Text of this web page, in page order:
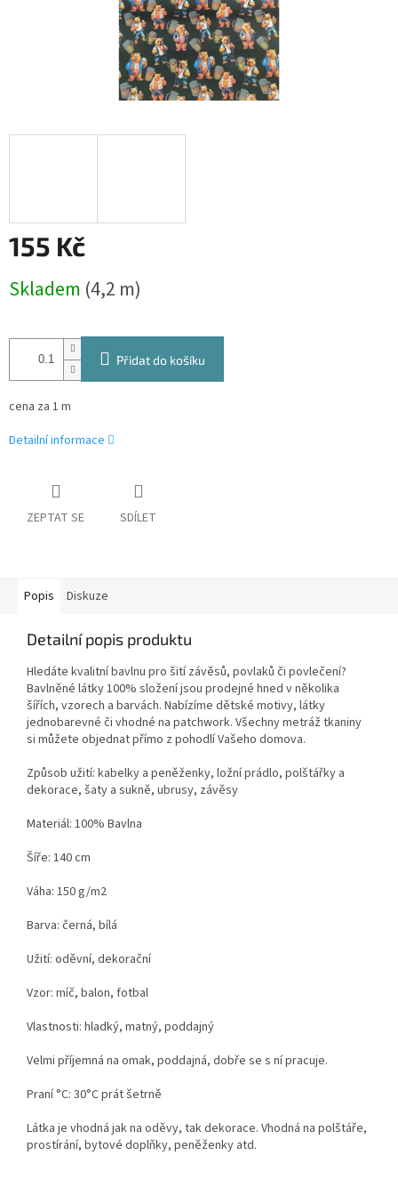
155 Kč
cena:
Skladem (4,2 m)
Přidat do košíku
cena za 1 m
Detailní informace
ZEPTAT SE SDÍLET
Popis Diskuze
Detailní popis produktu
Hledáte kvalitní bavlnu pro šití závěsů, povlaků či povlečení?
Bavlněné látky 100% složení jsou prodejné hned v několika
šířích, vzorech a barvách. Nabízíme dětské motivy, látky
jednobarevné či vhodné na patchwork. Všechny metráž tkaniny
si můžete objednat přímo z pohodlí Vašeho domova.
Způsob užití: kabelky a peněženky, ložní prádlo, polštářky a
dekorace, šaty a sukně, ubrusy, závěsy
Materiál: 100% Bavlna
Šíře: 140 cm
Váha: 150 g/m2
Barva: černá, bílá
Užití: oděvní, dekorační
Vzor: míč, balon, fotbal
Vlastnosti: hladký, matný, poddajný
Velmi příjemná na omak, poddajná, dobře se s ní pracuje.
Praní °C: 30°C prát šetrně
Látka je vhodná jak na oděvy, tak dekorace. Vhodná na polštáře,
prostírání, bytové doplňky, peněženky atd.